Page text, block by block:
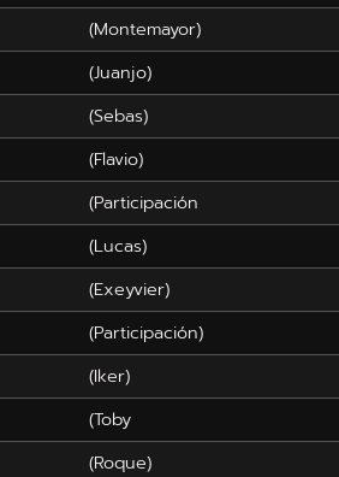
(Montemayor)
(Juanjo)
(Sebas)
(Flavio)
(Participación
(Lucas)
(Exeyvier)
(Participación)
(Iker)
(Toby
(Roque)